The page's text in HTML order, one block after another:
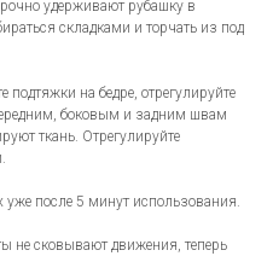
удерживают рубашку в
складками и торчать из под
подтяжки на бедре, отрегулируйте
боковым и задним швам
ткань. Отрегулируйте
уже после 5 минут использования.
не сковывают движения, теперь